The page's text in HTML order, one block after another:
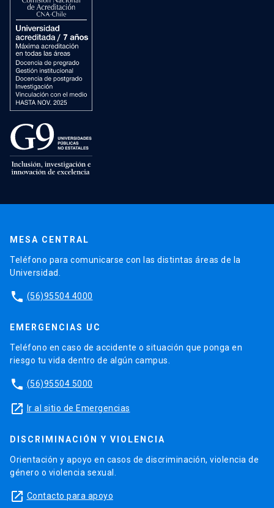
MESA CENTRAL
Teléfono para comunicarse con las distintas áreas de la
Universidad.
phone (56)95504 4000
EMERGENCIAS UC
Teléfono en caso de accidente o situación que ponga en
riesgo tu vida dentro de algún campus.
phone (56)95504 5000
launch Ir al sitio de Emergencias
DISCRIMINACIÓN Y VIOLENCIA
Orientación y apoyo en casos de discriminación, violencia de
género o violencia sexual.
launch Contacto para apoyo